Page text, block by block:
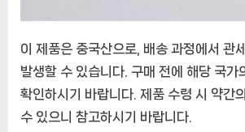
이 제품은 중국산으로, 배송 과정에서 관
발생할 수 있습니다. 구매 전에 해당 국가
확인하시기 바랍니다. 제품 수령 시 약간
수 있으니 참고하시기 바랍니다.